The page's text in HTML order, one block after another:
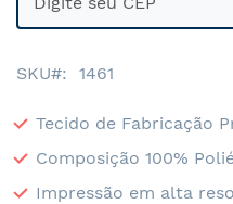
SKU 1461
Tecido de Fabricação
Composição 100%
Impressão em alta